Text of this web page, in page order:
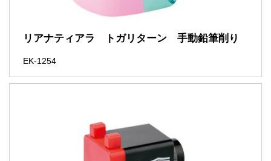
リアナティアラ トガリターン 手動鉛筆削り
EK-1254